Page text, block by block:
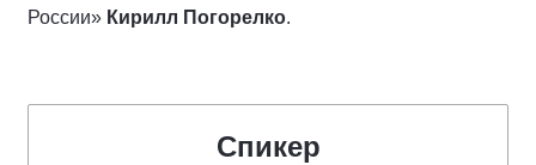
России» Кирилл Погорелко.
Спикер